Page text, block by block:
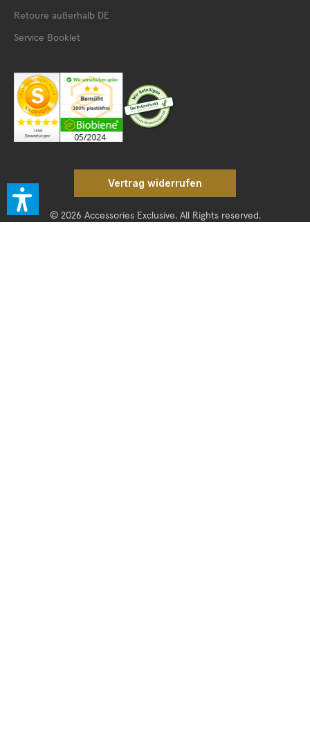
Retoure außerhalb DE
Service Booklet
Vertrag widerrufen
© 2026 Accessories Exclusive. All Rights reserved.